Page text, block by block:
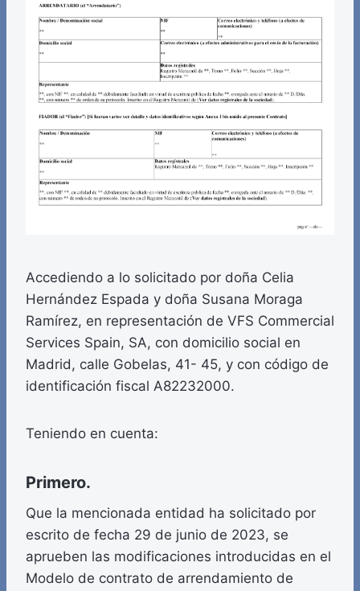
Accediendo a lo solicitado por doña Celia
Hernández Espada y doña Susana Moraga
Ramírez, en representación de VFS Commercial
Services Spain, SA, con domicilio social en
Madrid, calle Gobelas, 41- 45, y con código de
identificación fiscal A82232000.
Teniendo en cuenta:
Primero.
Que la mencionada entidad ha solicitado por
escrito de fecha 29 de junio de 2023, se
aprueben las modificaciones introducidas en el
Modelo de contrato de arrendamiento de